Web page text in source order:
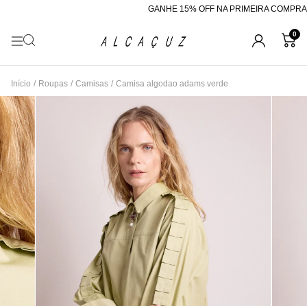
GANHE 15% OFF NA PRIMEIRA COMPRA
0
Início / Roupas / Camisas / Camisa algodao adams verde